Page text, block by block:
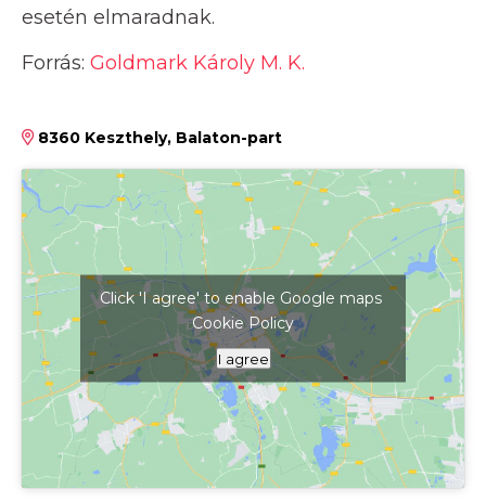
esetén elmaradnak.
Forrás: Goldmark Károly M. K.
8360 Keszthely, Balaton-part
Kattints ide a térkép megjelenítéséhez
Click 'I agree' to enable Google maps
Cookie Policy
I agree